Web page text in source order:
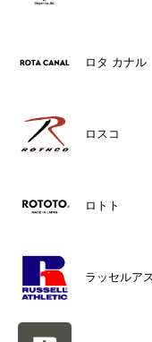
ロタ カナル
ロスコ
ロトト
ラッセルア